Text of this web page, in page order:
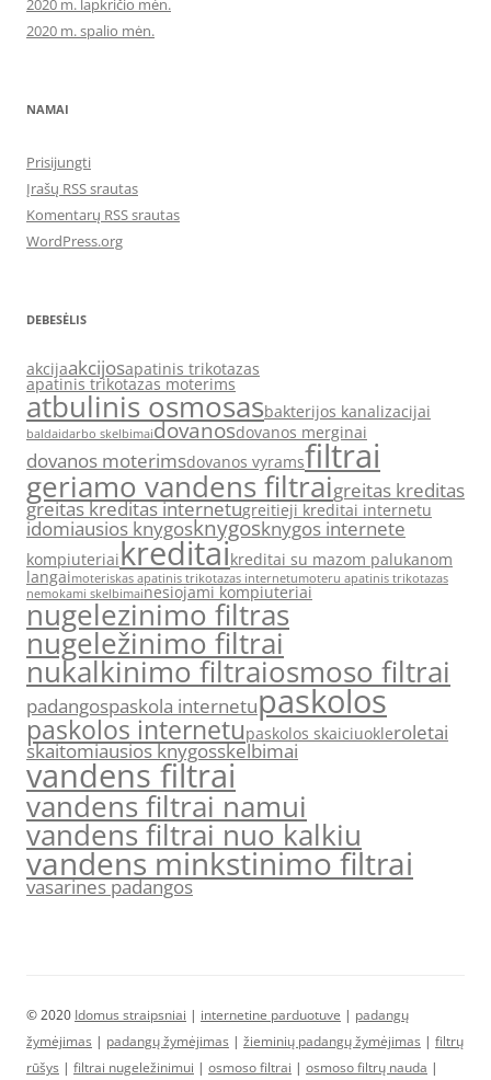
2020 m. lapkričio mėn.
2020 m. spalio mėn.
NAMAI
Prisijungti
Įrašų RSS srautas
Komentarų RSS srautas
WordPress.org
DEBESĖLIS
akcijaakcijosapatinis trikotazas
apatinis trikotazas moterims
atbulinis osmosasbakterijos kanalizacijai
baldaidarbo skelbimaidovanosdovanos merginai
dovanos moterimsdovanos vyramsfiltrai
geriamo vandens filtraigreitas kreditas
greitas kreditas internetugreitieji kreditai internetu
idomiausios knygosknygosknygos internete
kompiuteriaikreditaikreditai su mazom palukanom
langaimoteriskas apatinis trikotazas internetumoteru apatinis trikotazas
nemokami skelbimainesiojami kompiuteriai
nugelezinimo filtras
nugeležinimo filtrai
nukalkinimo filtraiosmoso filtrai
padangospaskola internetupaskolos
paskolos internetupaskolos skaiciuokleroletai
skaitomiausios knygosskelbimai
vandens filtrai
vandens filtrai namui
vandens filtrai nuo kalkiu
vandens minkstinimo filtrai
vasarines padangos
© 2020 Idomus straipsniai | internetine parduotuve | padangų
žymėjimas | padangų žymėjimas | žieminių padangų žymėjimas | filtrų
rūšys | filtrai nugeležinimui | osmoso filtrai | osmoso filtrų nauda |